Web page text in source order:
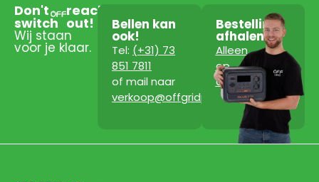
Don't
switch
reach
out!
Wij staan
voor je klaar.
Bellen kan
ook!
Tel: (+31) 73
851 7811
of mail naar
verkoop@offgridpowerstation.com
Bestelling
afhalen?
Alleen
op
afspraak!